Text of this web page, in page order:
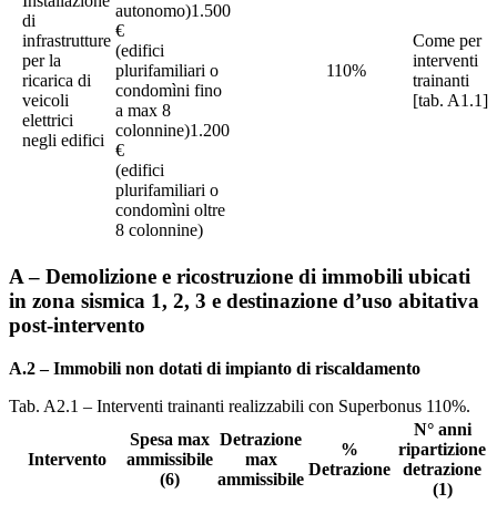
di
infrastrutture
per la
ricarica di
veicoli
elettrici
negli edifici
autonomo)1.500
€
(edifici
plurifamiliari o
condomìni fino
a max 8
colonnine)1.200
€
(edifici
plurifamiliari o
condomìni oltre
8 colonnine)
110%
Come per
interventi
trainanti
[tab. A1.1]
A – Demolizione e ricostruzione di immobili ubicati
in zona sismica 1, 2, 3 e destinazione d’uso abitativa
post-intervento
A.2 – Immobili non dotati di impianto di riscaldamento
Tab. A2.1 – Interventi trainanti realizzabili con Superbonus 110%.
Intervento
Spesa max
ammissibile
(6)
Detrazione
max
ammissibile
%
Detrazione
N° anni
ripartizione
detrazione
(1)